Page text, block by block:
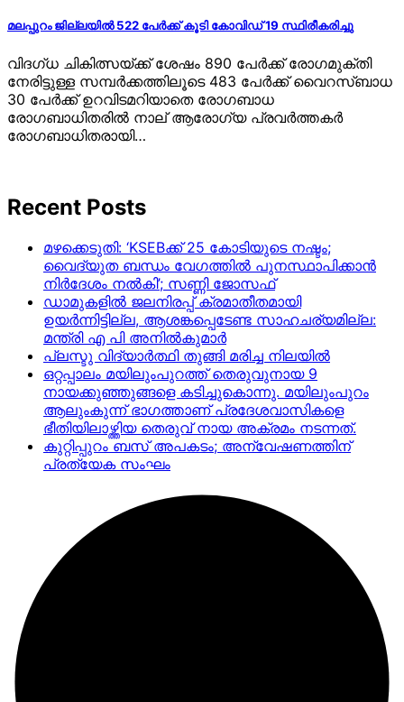
മലപ്പുറം ജില്ലയില്‍ 522 പേര്‍ക്ക് കൂടി കോവിഡ് 19 സ്ഥിരീകരിച്ചു
വിദഗ്ധ ചികിത്സയ്ക്ക് ശേഷം 890 പേര്‍ക്ക് രോഗമുക്തി
നേരിട്ടുള്ള സമ്പര്‍ക്കത്തിലൂടെ 483 പേര്‍ക്ക് വൈറസ്ബാധ
30 പേര്‍ക്ക് ഉറവിടമറിയാതെ രോഗബാധ
രോഗബാധിതരില്‍ നാല് ആരോഗ്യ പ്രവര്‍ത്തകര്‍
രോഗബാധിതരായി…
Recent Posts
മഴക്കെടുതി: ‘KSEBക്ക് 25 കോടിയുടെ നഷ്ടം;
വൈദ്യുത ബന്ധം വേഗത്തിൽ പുനസ്ഥാപിക്കാൻ
നിർ​ദേശം നൽകി’; സണ്ണി ജോസഫ്
ഡാമുകളില്‍ ജലനിരപ്പ് ക്രമാതീതമായി
ഉയര്‍ന്നിട്ടില്ല, ആശങ്കപ്പെടേണ്ട സാഹചര്യമില്ല:
മന്ത്രി എ പി അനില്‍കുമാര്‍
പ്ലസ്ടു വിദ്യാർത്ഥി തുങ്ങി മരിച്ച നിലയിൽ
ഒറ്റപ്പാലം മയിലുംപുറത്ത് തെരുവുനായ 9
നായക്കുഞ്ഞുങ്ങളെ കടിച്ചുകൊന്നു. മയിലുംപുറം
ആലുംകുന്ന് ഭാഗത്താണ് പ്രദേശവാസികളെ
ഭീതിയിലാഴ്ത്തിയ തെരുവ് നായ അക്രമം നടന്നത്.
കുറ്റിപ്പുറം ബസ് അപകടം; അന്വേഷണത്തിന്
പ്രത്യേക സംഘം